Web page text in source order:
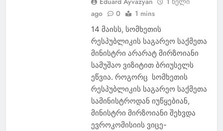
ago
0 1 mins
14 მაისს, სომხეთის
რესპუბლიკის საგარეო საქმეთა
მინისტრი არარატ მირზოიანი
სამუშაო ვიზიტით ბრიუსელს
ეწვია. როგორც სომხეთის
რესპუბლიკის საგარეო საქმეთა
სამინისტროდან იუწყებიან,
მინისტრი მირზოიანი შეხვდა
ევროკომისიის ვიცე-